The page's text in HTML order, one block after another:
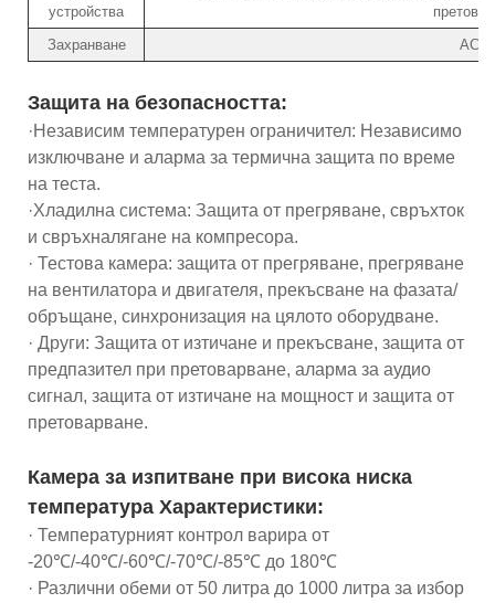
устройства
Захранване
Защита на безопасността:
·Независим температурен ограничител: Независимо
изключване и аларма за термична защита по време
на теста.
·Хладилна система: Защита от прегряване, свръхток
и свръхналягане на компресора.
· Тестова камера: защита от прегряване, прегряване
на вентилатора и двигателя, прекъсване на фазата/
обръщане, синхронизация на цялото оборудване.
· Други: Защита от изтичане и прекъсване, защита от
предпазител при претоварване, аларма за аудио
сигнал, защита от изтичане на мощност и защита от
претоварване.
Камера за изпитване при висока ниска
температура Характеристики:
· Температурният контрол варира от
-20℃/-40℃/-60℃/-70℃/-85℃ до 180℃
· Различни обеми от 50 литра до 1000 литра за избор